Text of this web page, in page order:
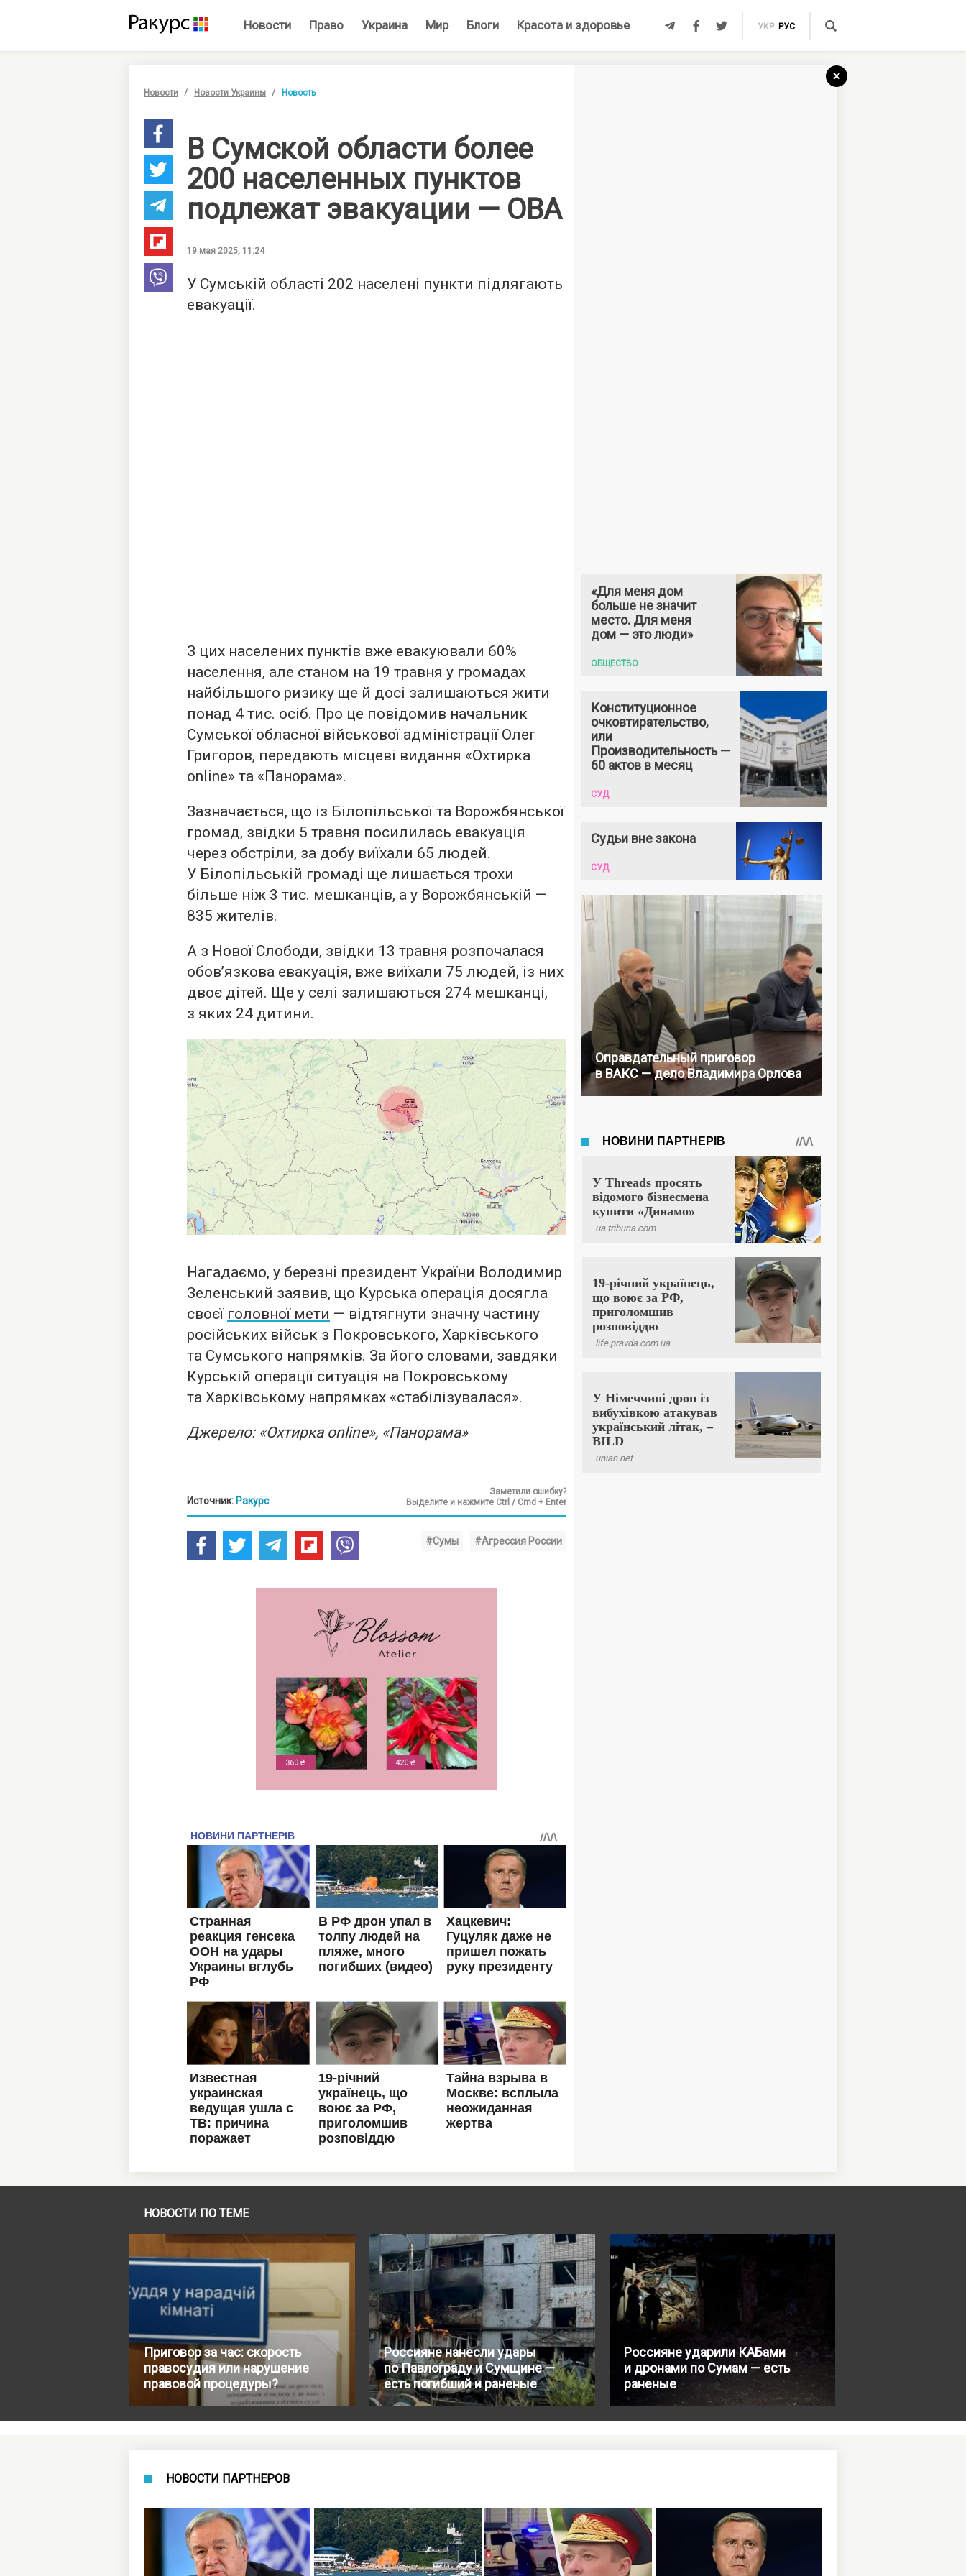
Новости Право Украина Мир Блоги Красота и здоровье УКР РУС
Новости Новости Украины Новость
В Сумской области более
200 населенных пунктов
подлежат эвакуации — ОВА
19 мая 2025, 11:24
У Сумській області 202 населені пункти підлягають
евакуації.
З цих населених пунктів вже евакуювали 60%
населення, але станом на 19 травня у громадах
найбільшого ризику ще й досі залишаються жити
понад 4 тис. осіб. Про це повідомив начальник
Сумської обласної військової адміністрації Олег
Григоров, передають місцеві видання «Охтирка
online» та «Панорама».
Зазначається, що із Білопільської та Ворожбянської
громад, звідки 5 травня посилилась евакуація
через обстріли, за добу виїхали 65 людей.
У Білопільській громаді ще лишається трохи
більше ніж 3 тис. мешканців, а у Ворожбянській —
835 жителів.
А з Нової Слободи, звідки 13 травня розпочалася
обов’язкова евакуація, вже виїхали 75 людей, із них
двоє дітей. Ще у селі залишаються 274 мешканці,
з яких 24 дитини.
Нагадаємо, у березні президент України Володимир
Зеленський заявив, що Курська операція досягла
своєї головної мети — відтягнути значну частину
російських військ з Покровського, Харківського
та Сумського напрямків. За його словами, завдяки
Курській операції ситуація на Покровському
та Харківському напрямках «стабілізувалася».
Джерело: «Охтирка online», «Панорама»
Источник: Ракурс
Заметили ошибку?
Выделите и нажмите Ctrl / Cmd + Enter
#Сумы #Агрессия России
«Для меня дом
больше не значит
место. Для меня
дом — это люди»
ОБЩЕСТВО
Конституционное
очковтирательство,
или
Производительность —
60 актов в месяц
СУД
Судьи вне закона
СУД
Оправдательный приговор
в ВАКС — дело Владимира Орлова
НОВОСТИ ПО ТЕМЕ
Приговор за час: скорость
правосудия или нарушение
правовой процедуры?
Россияне нанесли удары
по Павлограду и Сумщине —
есть погибший и раненые
Россияне ударили КАБами
и дронами по Сумам — есть
раненые
НОВОСТИ ПАРТНЕРОВ